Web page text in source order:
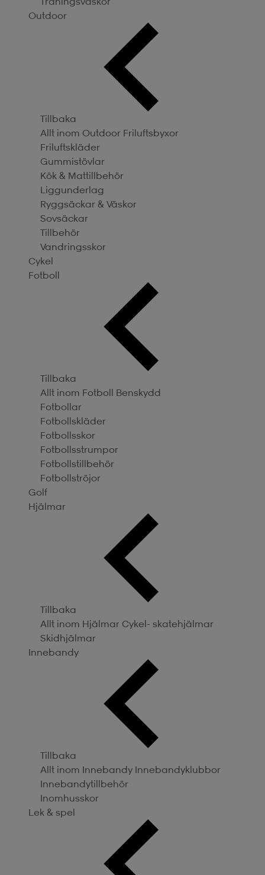
Outdoor
Tillbaka
Allt inom Outdoor Friluftsbyxor
Friluftskläder
Gummistövlar
Kök & Mattillbehör
Liggunderlag
Ryggsäckar & Väskor
Sovsäckar
Tillbehör
Vandringsskor
Cykel
Fotboll
Tillbaka
Allt inom Fotboll Benskydd
Fotbollar
Fotbollskläder
Fotbollsskor
Fotbollsstrumpor
Fotbollstillbehör
Fotbollströjor
Golf
Hjälmar
Tillbaka
Allt inom Hjälmar Cykel- skatehjälmar
Skidhjälmar
Innebandy
Tillbaka
Allt inom Innebandy Innebandyklubbor
Innebandytillbehör
Inomhusskor
Lek & spel